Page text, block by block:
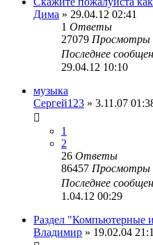
Дима » 29.04.12 02:41
1 Ответы
27079 Просмотры
Последнее
29.04.12 10:10
музыка
Сергей123 » 3.11.07
1
2
26 Ответы
86457 Просмотры
Последнее
1.04.12 00:29
Раздел "Компьютерные
Владимир » 19.02.04